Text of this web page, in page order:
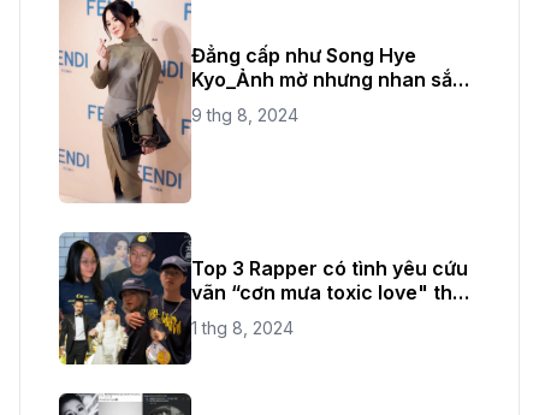
Đẳng cấp như Song Hye
Kyo_Ảnh mờ nhưng nhan sắc
không bao giờ mờ
9 thg 8, 2024
Top 3 Rapper có tình yêu cứu
vãn “cơn mưa toxic love" thời
gian vừa qua
1 thg 8, 2024